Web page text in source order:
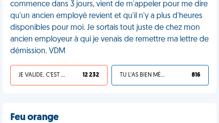
commence dans 3 jours, vient de m'appeler pour me dire
qu'un ancien employé revient et qu'il n'y a plus d'heures
disponibles pour moi. Je sortais tout juste de chez mon
ancien employeur à qui je venais de remettre ma lettre de
démission. VDM
JE VALIDE, C'EST UNE VDM 12 232 TU L'AS BIEN MÉRITÉ 816
Feu orange